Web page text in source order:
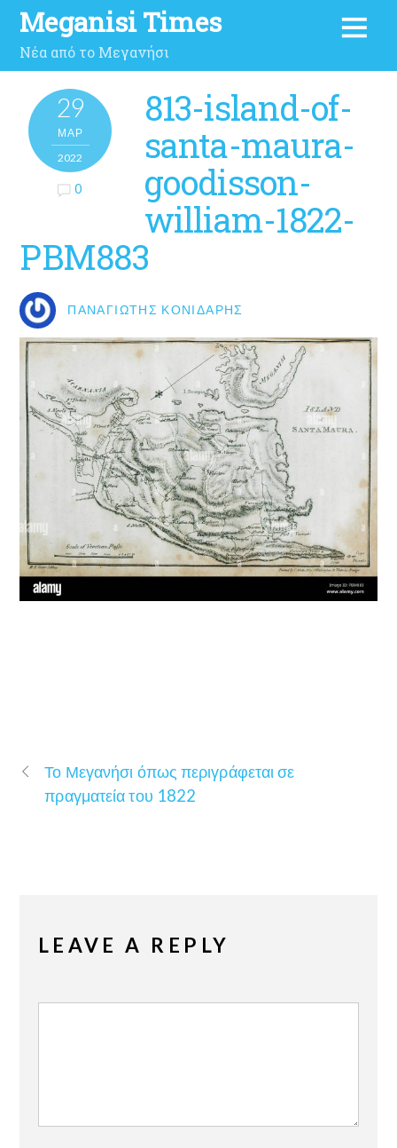
Meganisi Times
Νέα από το Μεγανήσι
29
ΜΑΡ
2022
0
813-island-of-
santa-maura-
goodisson-
william-1822-
PBM883
ΠΑΝΑΓΙΏΤΗΣ ΚΟΝΙΔΆΡΗΣ
Το Μεγανήσι όπως περιγράφεται σε
πραγματεία του 1822
LEAVE A REPLY